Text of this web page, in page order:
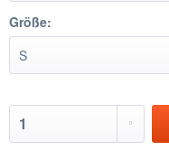
Größe: